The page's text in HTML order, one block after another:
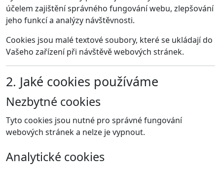
účelem zajištění správného fungování webu, zlepšování
jeho funkcí a analýzy návštěvnosti.
Cookies jsou malé textové soubory, které se ukládají do
Vašeho zařízení při návštěvě webových stránek.
2. Jaké cookies používáme
Nezbytné cookies
Tyto cookies jsou nutné pro správné fungování
webových stránek a nelze je vypnout.
Analytické cookies